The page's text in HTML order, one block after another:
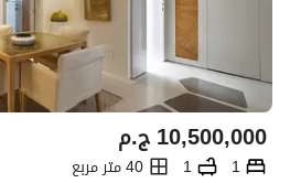
ج.م10,500,000
1
1
40 متر مربع